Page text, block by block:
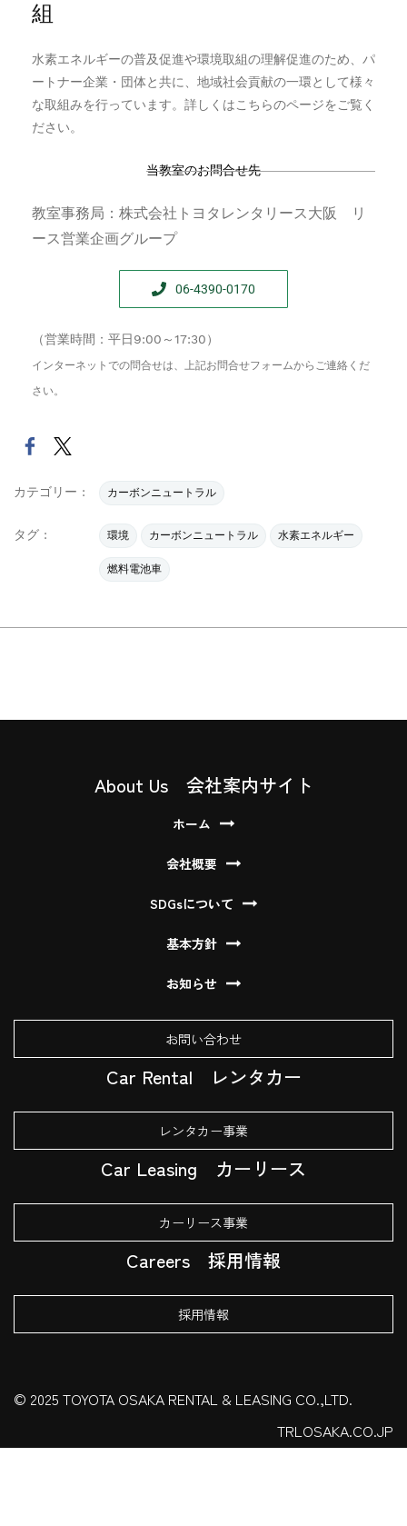
組
水素エネルギーの普及促進や環境取組の理解促進のため、パ
ートナー企業・団体と共に、地域社会貢献の一環として様々
な取組みを行っています。詳しくはこちらのページをご覧く
ださい。
当教室のお問合せ先
教室事務局：株式会社トヨタレンタリース大阪 リ
ース営業企画グループ
06-4390-0170
（営業時間：平日9:00～17:30）
インターネットでの問合せは、上記お問合せフォームからご連絡くだ
さい。
カテゴリー : カーボンニュートラル
タグ : 環境 カーボンニュートラル 水素エネルギー
燃料電池車
About Us 会社案内サイト
ホーム
会社概要
SDGsについて
基本方針
お知らせ
お問い合わせ
Car Rental レンタカー
レンタカー事業
Car Leasing カーリース
カーリース事業
Careers 採用情報
採用情報
© 2025 TOYOTA OSAKA RENTAL & LEASING CO.,LTD.
TRLOSAKA.CO.JP